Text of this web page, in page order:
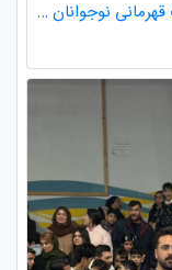
قهرمانی نوجوانان باشگاه طلایی در مسابقات قهرمانی نوجوانان تکواندو استان گیلان